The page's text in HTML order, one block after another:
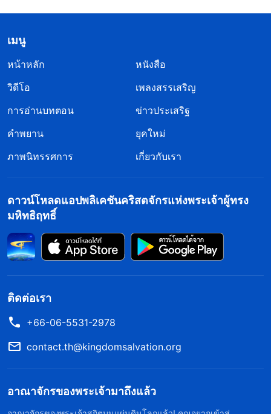
เมนู
หน้าหลัก
หนังสือ
วิดีโอ
เพลงสรรเสริญ
การอ่านบทตอน
ข่าวประเสริฐ
คำพยาน
ยุคใหม่
ภาพนิทรรศการ
เกี่ยวกับเรา
ดาวน์โหลดแอปพลิเคชันคริสตจักรแห่งพระเจ้าผู้ทรง
มหิทธิฤทธิ์
ติดต่อเรา
+66-06-5531-2978
contact.th@kingdomsalvation.org
อาณาจักรของพระเจ้ามาถึงแล้ว